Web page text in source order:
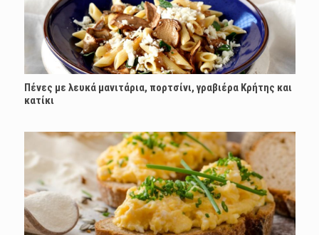
Πένες με λευκά μανιτάρια, πορτσίνι, γραβιέρα Κρήτης και
κατίκι